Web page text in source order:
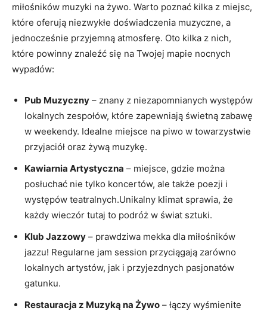
miłośników muzyki na żywo. Warto poznać kilka z miejsc,
które oferują niezwykłe doświadczenia muzyczne, a
jednocześnie przyjemną atmosferę. Oto kilka z nich,
które powinny znaleźć się na Twojej mapie nocnych
wypadów:
Pub Muzyczny – znany z niezapomnianych występów
lokalnych zespołów, które zapewniają świetną zabawę
w weekendy. Idealne miejsce na piwo w towarzystwie
przyjaciół oraz żywą muzykę.
Kawiarnia Artystyczna – miejsce, gdzie można
posłuchać nie tylko koncertów, ale także poezji i
występów teatralnych.Unikalny klimat sprawia, że
każdy wieczór tutaj to podróż w świat sztuki.
Klub Jazzowy – prawdziwa mekka dla miłośników
jazzu! Regularne jam session przyciągają zarówno
lokalnych artystów, jak i przyjezdnych pasjonatów
gatunku.
Restauracja z Muzyką na Żywo – łączy wyśmienite